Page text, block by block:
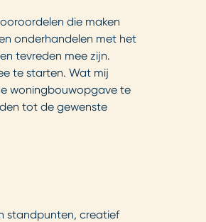
die maken
onderhandelen met het
tevreden mee zijn.
te starten. Wat mij
woningbouwopgave te
tot de gewenste
standpunten, creatief